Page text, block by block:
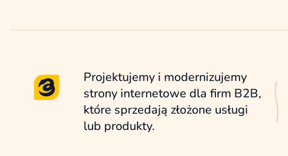
Projektujemy i modernizujemy
strony internetowe dla firm B2B,
które sprzedają złożone usługi
lub produkty.